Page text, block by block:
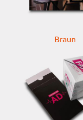
Braun